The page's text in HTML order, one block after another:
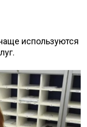
используются